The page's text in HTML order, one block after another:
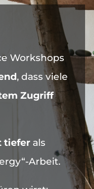
Workshops
, dass viele
Zugriff
tieferals
Arbeit.